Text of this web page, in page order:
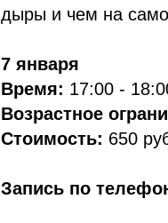
дыры и чем на
7 января
Время: 17:00 -
Возрастное
Стоимость: 650
Запись по